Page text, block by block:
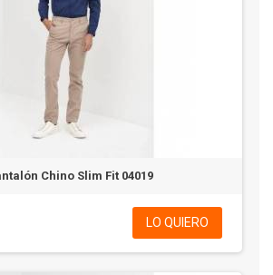
Chino Slim Fit 04019
LO QUIERO